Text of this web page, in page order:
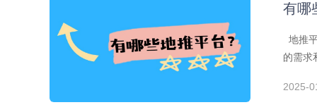
有哪
地推
的需求
2025-